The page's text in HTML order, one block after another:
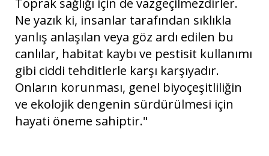
Ne yazık ki, insanlar tarafından sıklıkla
yanlış anlaşılan veya göz ardı edilen bu
canlılar, habitat kaybı ve pestisit kullanımı
gibi ciddi tehditlerle karşı karşıyadır.
Onların korunması, genel biyoçeşitliliğin
ve ekolojik dengenin sürdürülmesi için
hayati öneme sahiptir."